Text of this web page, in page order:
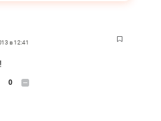
в 12:41
0